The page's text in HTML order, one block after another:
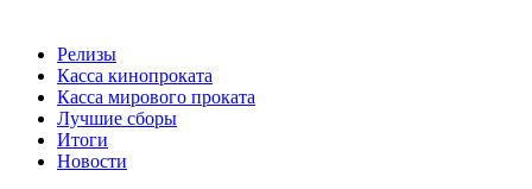
Релизы
Касса кинопроката
Касса мирового проката
Лучшие сборы
Итоги
Новости